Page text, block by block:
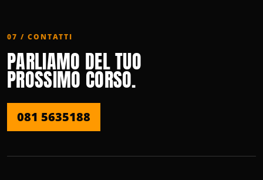
07 / CONTATTI
PARLIAMO DEL TUO
PROSSIMO CORSO.
081 5635188